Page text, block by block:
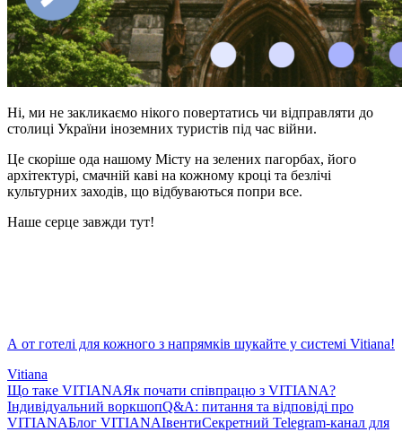
Ні, ми не закликаємо нікого повертатись чи відправляти до
столиці України іноземних туристів під час війни.
Це скоріше ода нашому Місту на зелених пагорбах, його
архітектурі, смачній каві на кожному кроці та безлічі
культурних заходів, що відбуваються попри все.
Наше серце завжди тут!
А от готелі для кожного з напрямків шукайте у системі Vitiana!
Vitiana
Що таке VITIANAЯк почати співпрацю з VITIANA?
Індивідуальний воркшопQ&A: питання та відповіді про
VITIANAБлог VITIANAІвентиСекретний Telegram-канал для